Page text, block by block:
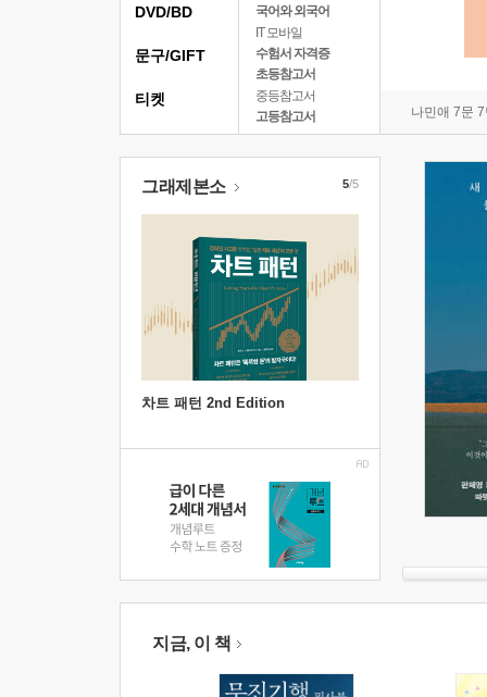
국어와 외국어
IT 모바일
수험서 자격증
초등참고서
중등참고서
고등참고서
나민애 7문
DVD/BD
문구/GIFT
티켓
그래제본소
차트 패턴 2nd Edition
5/5
지금, 이 책